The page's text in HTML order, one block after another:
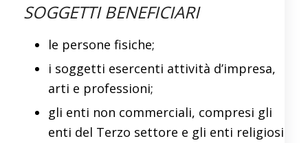
SOGGETTI BENEFICIARI
le persone fisiche;
i soggetti esercenti attività d’impresa,
arti e professioni;
gli enti non commerciali, compresi gli
enti del Terzo settore e gli enti religiosi